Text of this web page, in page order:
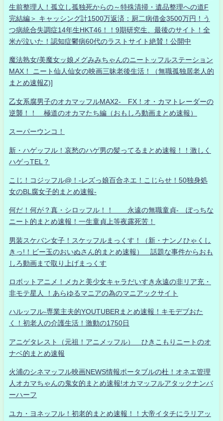
生前整理人！孤立し孤独死からの～特殊清掃・遺品整理への道F
完結編＞ キャッシング計1500万返済：厨二病借金3500万円！う
つ病統合失調症14年生HKT46！！9期研究生、最後のサイト！全
米が泣いた！認知症鬱病60代のラストサイト絶賛！公開中
魔法熟女/美魔女ッ娘メグみみちゃんのニートッフルステーション
MAX！ ニート仙人仙女の映画三昧老後生活！（無職孤独居老人的
まとめ速報Z)]
乙女系腐男子のオカマッフルMAX2- FX！オ・カマトレーダーの
逆襲！！ 極道のオカマたち編（おもしろ動画まとめ速報）
スーパーウンコ！
新・ハゲッフル！哀愁のハゲ男の髪ってるまとめ速報！！激しく
ハゲっTEL？
こじ！コジッフル@！-レズっ娘百合ネエ！こじらせ！50独身処
女のBL腐女子的まとめ速報-
何だ！何が？真・シロッフル！！ 永遠の無職童貞- ぼっちな
ニート的まとめ速報！一生童貞上等夜露死苦！
男装スケバン女子！スケッフルまっくす！（新・ナンノひゃくし
きっ!！ビー玉のおいぬさん的まとめ速報） 話題な事件からおも
しろ動画まで取り上げまっくす
ロボットアニメ！メカと美少女キャラだいすき永遠の非リア充・
非モテ星人 ！あらゆるマニアの為のマニアックサイト
ハルッフル-専業主夫的YOUTUBERまとめ速報！キモデブおた
く！初老人の介護生活！激動の1750日
アニゲタレスト（元祖！アニメッフル） ひきこもりニートのオ
ナベ的まとめ速報
火浦のシネマッフル映画NEWS情報ポータブルの杜！オネエ管理
人オカマちゃんの鬼女的まとめ速報!オカマッフルアタックナンバ
ーハーフ
ユカ・ヨネッフル！初老的まとめ速報！！大帝イタチにラリアッ